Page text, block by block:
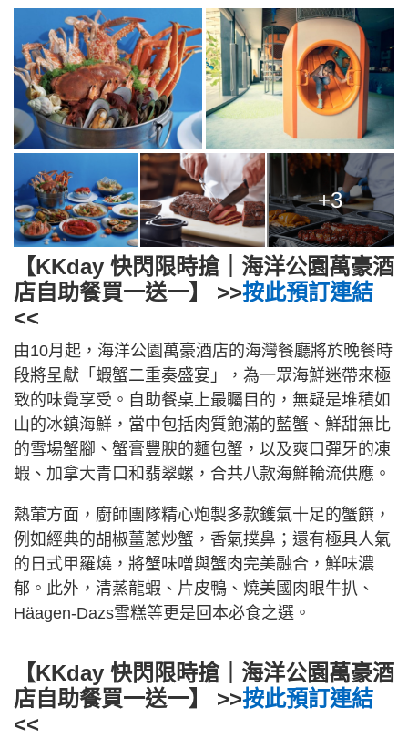
+3
【KKday 快閃限時搶｜海洋公園萬豪酒
店自助餐買一送一】 >>按此預訂連結
<<
由10月起，海洋公園萬豪酒店的海灣餐廳將於晚餐時
段將呈獻「蝦蟹二重奏盛宴」，為一眾海鮮迷帶來極
致的味覺享受。自助餐桌上最矚目的，無疑是堆積如
山的冰鎮海鮮，當中包括肉質飽滿的藍蟹、鮮甜無比
的雪場蟹腳、蟹膏豐腴的麵包蟹，以及爽口彈牙的凍
蝦、加拿大青口和翡翠螺，合共八款海鮮輪流供應。
熱葷方面，廚師團隊精心炮製多款鑊氣十足的蟹饌，
例如經典的胡椒薑蔥炒蟹，香氣撲鼻；還有極具人氣
的日式甲羅燒，將蟹味噌與蟹肉完美融合，鮮味濃
郁。此外，清蒸龍蝦、片皮鴨、燒美國肉眼牛扒、
Häagen-Dazs雪糕等更是回本必食之選。
【KKday 快閃限時搶｜海洋公園萬豪酒
店自助餐買一送一】 >>按此預訂連結
<<